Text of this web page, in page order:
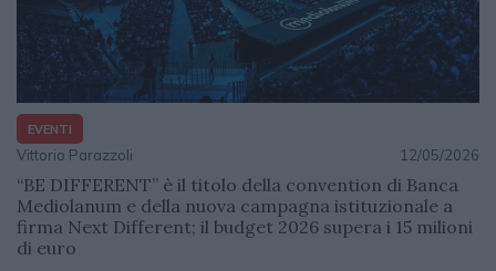
EVENTI
Vittorio Parazzoli 12/05/2026
“BE DIFFERENT” è il titolo della convention di Banca
Mediolanum e della nuova campagna istituzionale a
firma Next Different; il budget 2026 supera i 15 milioni
di euro